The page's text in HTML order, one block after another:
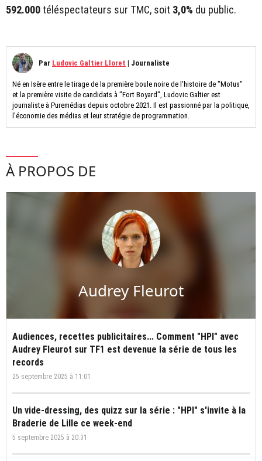
592.000 téléspectateurs sur TMC, soit 3,0% du public.
Par Ludovic Galtier Lloret | Journaliste
Né en Isère entre le tirage de la première boule noire de l'histoire de "Motus"
et la première visite de candidats à "Fort Boyard", Ludovic Galtier est
journaliste à Puremédias depuis octobre 2021. Il est passionné par la politique,
l'économie des médias et leur stratégie de programmation.
À PROPOS DE
Audrey Fleurot
Audiences, recettes publicitaires... Comment "HPI" avec
Audrey Fleurot sur TF1 est devenue la série de tous les
records
25 septembre 2025 à 11:01
Un vide-dressing, des quizz sur la série : "HPI" s'invite à la
Braderie de Lille ce week-end
5 septembre 2025 à 20:31